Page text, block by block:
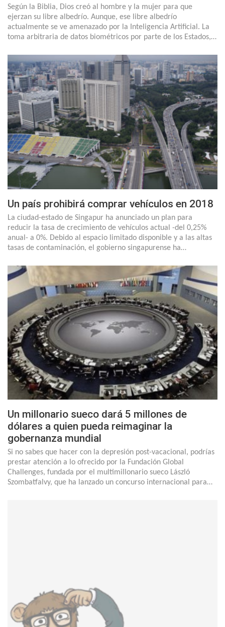
Según la Biblia, Dios creó al hombre y la mujer para que
ejerzan su libre albedrío. Aunque, ese libre albedrío
actualmente se ve amenazado por la Inteligencia Artificial. La
toma arbitraria de datos biométricos por parte de los Estados,…
Un país prohibirá comprar vehículos en 2018
La ciudad-estado de Singapur ha anunciado un plan para
reducir la tasa de crecimiento de vehículos actual -del 0,25%
anual- a 0%. Debido al espacio limitado disponible y a las altas
tasas de contaminación, el gobierno singapurense ha…
Un millonario sueco dará 5 millones de
dólares a quien pueda reimaginar la
gobernanza mundial
Si no sabes que hacer con la depresión post-vacacional, podrías
prestar atención a lo ofrecido por la Fundación Global
Challenges, fundada por el multimillonario sueco László
Szombatfalvy, que ha lanzado un concurso internacional para…